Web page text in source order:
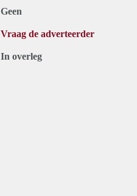
Geen
Vraag de adverteerder
In overleg